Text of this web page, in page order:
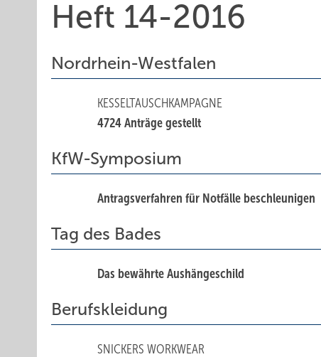
Heft 14-2016
Nordrhein-Westfalen
KESSELTAUSCHKAMPAGNE
4724 Anträge gestellt
KfW-Symposium
Antragsverfahren für Notfälle beschleunigen
Tag des Bades
Das bewährte Aushängeschild
Berufskleidung
SNICKERS WORKWEAR